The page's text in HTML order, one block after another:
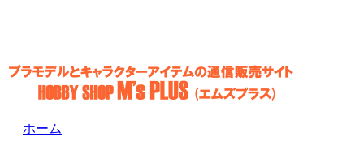
ホーム